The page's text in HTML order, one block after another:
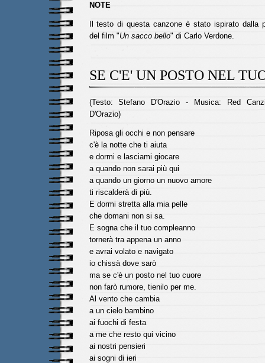
NOTE
Il testo di questa canzone è stato ispirato dalla
del film "Un sacco bello" di Carlo Verdone.
SE C'E' UN POSTO NEL
(Testo: Stefano D'Orazio - Musica: Red
D'Orazio)
Riposa gli occhi e non pensare
c'è la notte che ti aiuta
e dormi e lasciami giocare
a quando non sarai più qui
a quando un giorno un nuovo amore
ti riscalderà di più.
E dormi stretta alla mia pelle
che domani non si sa.
E sogna che il tuo compleanno
tornerà tra appena un anno
e avrai volato e navigato
io chissà dove sarò
ma se c'è un posto nel tuo cuore
non farò rumore, tienilo per me.
Al vento che cambia
a un cielo bambino
ai fuochi di festa
a me che resto qui vicino
ai nostri pensieri
ai sogni di ieri